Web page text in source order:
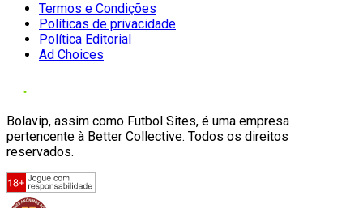
Termos e Condições
Políticas de privacidade
Política Editorial
Ad Choices
Bolavip, assim como Futbol Sites, é uma empresa
pertencente à Better Collective. Todos os direitos
reservados.